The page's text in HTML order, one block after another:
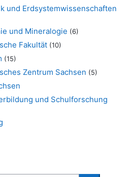
und Erdsystemwissenschaften
und Mineralogie (6)
Fakultät (10)
(15)
Zentrum Sachsen (5)
und Schulforschung